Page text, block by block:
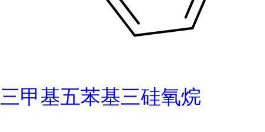
三甲基五苯基三硅氧烷